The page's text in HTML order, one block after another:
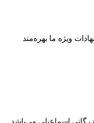
ویژه ما بهره‌مند
اسماعیلی می‌باشد.